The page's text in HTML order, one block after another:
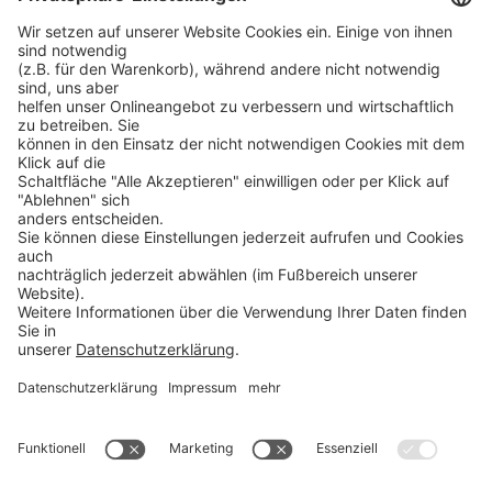
Shop ➝Security Token
➝YubiKey
➝Gatekeeper
➝ YubiKey 5
➝Kingston DataTraveler
➝ verschlüsselte USB Speichersticks
➝SafeToGo USB 3.1 Stick
➝verschlüsselte Festplatten
➝Remote IT-Service Software
➝Security Software Lösungen
Shop ProSecurity
➝Webcast